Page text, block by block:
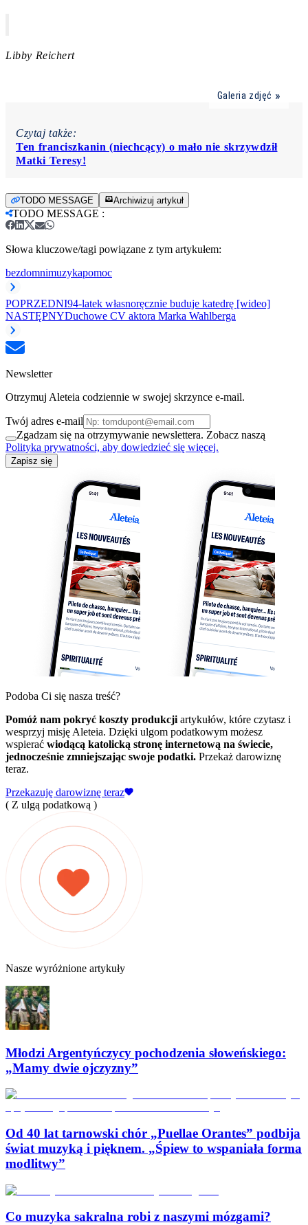
Libby Reichert
Galeria zdjęć
Czytaj także:
Ten franciszkanin (niechcący) o mało nie skrzywdził
Matki Teresy!
TODO MESSAGE Archiwizuj artykuł
TODO MESSAGE :
Słowa kluczowe/tagi powiązane z tym artykułem:
bezdomnimuzykapomoc
POPRZEDNI94-latek własnoręcznie buduje katedrę [wideo]
NASTĘPNYDuchowe CV aktora Marka Wahlberga
Newsletter
Otrzymuj Aleteia codziennie w swojej skrzynce e-mail.
Twój adres e-mail
Zgadzam się na otrzymywanie newslettera. Zobacz naszą
Polityka prywatności, aby dowiedzieć się więcej.
Zapisz się
Podoba Ci się nasza treść?
Pomóż nam pokryć koszty produkcji artykułów, które czytasz i
wesprzyj misję Aleteia. Dzięki ulgom podatkowym możesz
wspierać wiodącą katolicką stronę internetową na świecie,
jednocześnie zmniejszając swoje podatki. Przekaż darowiznę
teraz.
Przekazuję darowiznę teraz
( Z ulgą podatkową )
Nasze wyróżnione artykuły
Młodzi Argentyńczycy pochodzenia słoweńskiego:
„Mamy dwie ojczyzny”
Od 40 lat tarnowski chór „Puellae Orantes” podbija
świat muzyką i pięknem. „Śpiew to wspaniała forma
modlitwy”
Co muzyka sakralna robi z naszymi mózgami?